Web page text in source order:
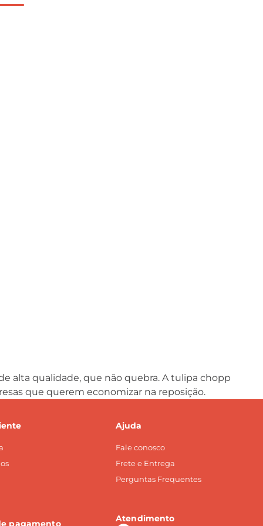
alta qualidade, que não quebra. A tulipa chopp
que querem economizar na reposição.
pagamento
Ajuda
Fale conosco
Frete e Entrega
Perguntas Frequentes
Atendimento